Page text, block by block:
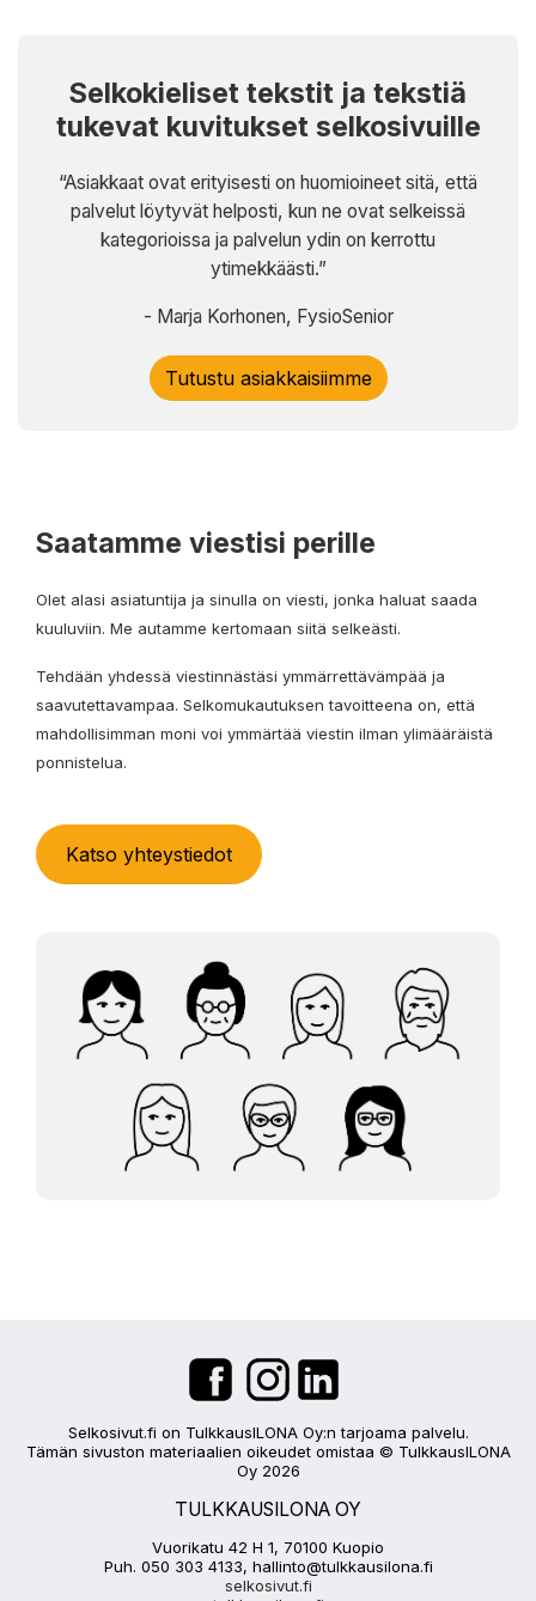
Selkokieliset tekstit ja tekstiä
tukevat kuvitukset selkosivuille
“Asiakkaat ovat erityisesti on huomioineet sitä, että
palvelut löytyvät helposti, kun ne ovat selkeissä
kategorioissa ja palvelun ydin on kerrottu
ytimekkäästi.”
- Marja Korhonen, FysioSenior
Tutustu asiakkaisiimme
Saatamme viestisi perille
Olet alasi asiatuntija ja sinulla on viesti, jonka haluat saada
kuuluviin. Me autamme kertomaan siitä selkeästi.
Tehdään yhdessä viestinnästäsi ymmärrettävämpää ja
saavutettavampaa. Selkomukautuksen tavoitteena on, että
mahdollisimman moni voi ymmärtää viestin ilman ylimääräistä
ponnistelua.
Katso yhteystiedot
Selkosivut.fi on TulkkausILONA Oy:n tarjoama palvelu.
Tämän sivuston materiaalien oikeudet omistaa © TulkkausILONA
Oy 2026
TULKKAUSILONA OY
Vuorikatu 42 H 1, 70100 Kuopio
Puh. 050 303 4133, hallinto@tulkkausilona.fi
selkosivut.fi